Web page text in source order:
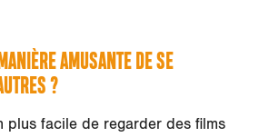
AMUSANTE DE SE
?
plus facile de regarder des films